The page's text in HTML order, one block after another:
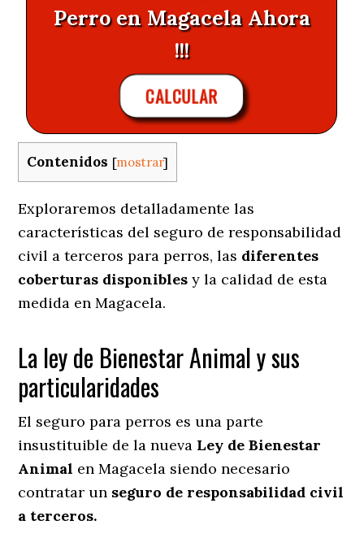
Perro en Magacela Ahora
!!!
CALCULAR
Contenidos [mostrar]
Exploraremos detalladamente las
características del seguro de responsabilidad
civil a terceros para perros, las diferentes
coberturas disponibles y la calidad de esta
medida en Magacela.
La ley de Bienestar Animal y sus
particularidades
El seguro para perros es una parte
insustituible de la nueva Ley de Bienestar
Animal en Magacela siendo necesario
contratar un seguro de responsabilidad civil
a terceros.